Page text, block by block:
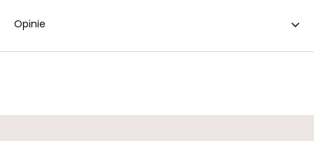
Opinie